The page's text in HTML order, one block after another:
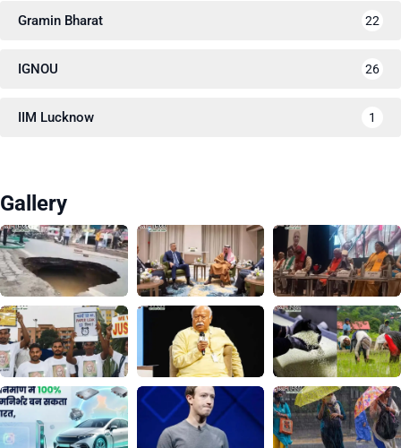
Gramin Bharat 22
IGNOU 26
IIM Lucknow 1
Gallery